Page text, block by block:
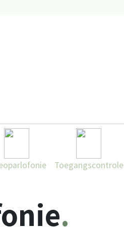
Toegangscontrole
.